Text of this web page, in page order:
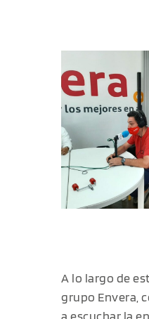
A lo largo de
grupo Envera,
a escuchar la